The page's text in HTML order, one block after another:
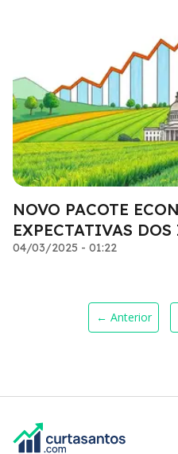
NOVO PACOTE
EXPECTATIVAS
04/03/2025 - 01:22
← Anterior